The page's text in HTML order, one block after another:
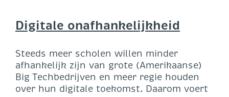
Digitale onafhankelijkheid
Steeds meer scholen willen minder
afhankelijk zijn van grote (Amerikaanse)
Big Techbedrijven en meer regie houden
over hun digitale toekomst. Daarom voert